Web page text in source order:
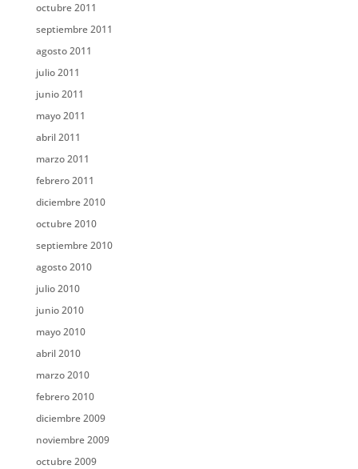
octubre 2011
septiembre 2011
agosto 2011
julio 2011
junio 2011
mayo 2011
abril 2011
marzo 2011
febrero 2011
diciembre 2010
octubre 2010
septiembre 2010
agosto 2010
julio 2010
junio 2010
mayo 2010
abril 2010
marzo 2010
febrero 2010
diciembre 2009
noviembre 2009
octubre 2009